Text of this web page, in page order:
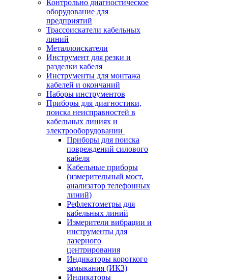
Контрольно диагностическое
оборудование для
предприятий
Трассоискатели кабельных
линий
Металлоискатели
Инструмент для резки и
разделки кабеля
Инструменты для монтажа
кабелей и окончаний
Наборы инструментов
Приборы для диагностики,
поиска неисправностей в
кабельных линиях и
электрооборудовании
Приборы для поиска
повреждений силового
кабеля
Кабельные приборы
(измерительный мост,
анализатор телефонных
линий)
Рефлектометры для
кабельных линий
Измерители вибрации и
инструменты для
лазерного
центрирования
Индикаторы короткого
замыкания (ИКЗ)
Индикаторы